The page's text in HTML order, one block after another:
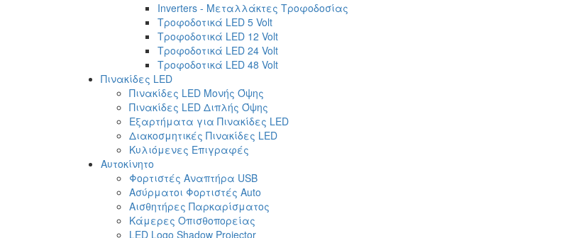
Inverters - Μεταλλάκτες Τροφοδοσίας
Τροφοδοτικά LED 5 Volt
Τροφοδοτικά LED 12 Volt
Τροφοδοτικά LED 24 Volt
Τροφοδοτικά LED 48 Volt
Πινακίδες LED
Πινακίδες LED Μονής Όψης
Πινακίδες LED Διπλής Όψης
Εξαρτήματα για Πινακίδες LED
Διακοσμητικές Πινακίδες LED
Κυλιόμενες Επιγραφές
Αυτοκίνητο
Φορτιστές Αναπτήρα USB
Ασύρματοι Φορτιστές Auto
Αισθητήρες Παρκαρίσματος
Κάμερες Οπισθοπορείας
LED Logo Shadow Projector